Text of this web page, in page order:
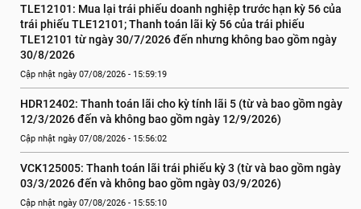
TLE12101: Mua lại trái phiếu doanh nghiệp trước hạn kỳ 56 của
trái phiếu TLE12101; Thanh toán lãi kỳ 56 của trái phiếu
TLE12101 từ ngày 30/7/2026 đến nhưng không bao gồm ngày
30/8/2026
Cập nhật ngày 07/08/2026 - 15:59:19
HDR12402: Thanh toán lãi cho kỳ tính lãi 5 (từ và bao gồm ngày
12/3/2026 đến và không bao gồm ngày 12/9/2026)
Cập nhật ngày 07/08/2026 - 15:56:02
VCK125005: Thanh toán lãi trái phiếu kỳ 3 (từ và bao gồm ngày
03/3/2026 đến và không bao gồm ngày 03/9/2026)
Cập nhật ngày 07/08/2026 - 15:55:10